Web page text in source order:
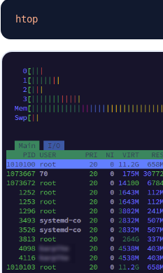
htop